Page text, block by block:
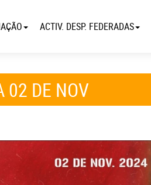
ACTIV. DESP. FEDERADAS
02 DE NOV